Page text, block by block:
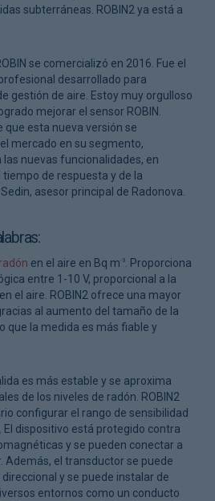
subterráneas. ROBIN2 ya está a
se comercializó en 2016. Fue el
desarrollado para
gestión de aire. Estoy muy orgulloso
mejorar el sensor ROBIN.
que esta nueva versión se
mercado en su segmento,
nuevas funcionalidades, en
de respuesta y de la
asesor principal de Radonova.
radón en el aire en Bq m-3. Proporciona
entre 1-10 V, proporcional a la
el aire. ROBIN2 ofrece una mayor
al aumento del tamaño de la
que la medida es más fiable y
es más estable y se aproxima
de los niveles de radón. ROBIN2
configurar el rango de sensibilidad
El dispositivo está protegido contra
y se pueden conectar a
Además, el transductor se puede
y se puede instalar de
entornos como un conducto